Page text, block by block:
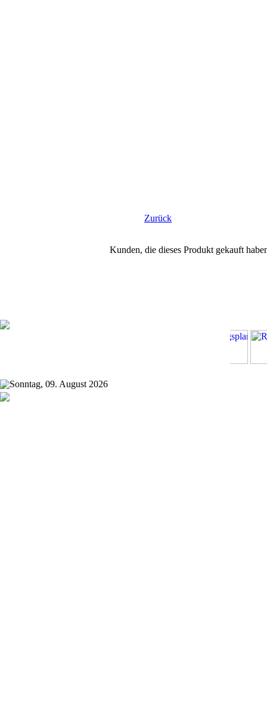
Zurück
Kunden, die dieses Produkt gekauft
Sonntag, 09. August 2026